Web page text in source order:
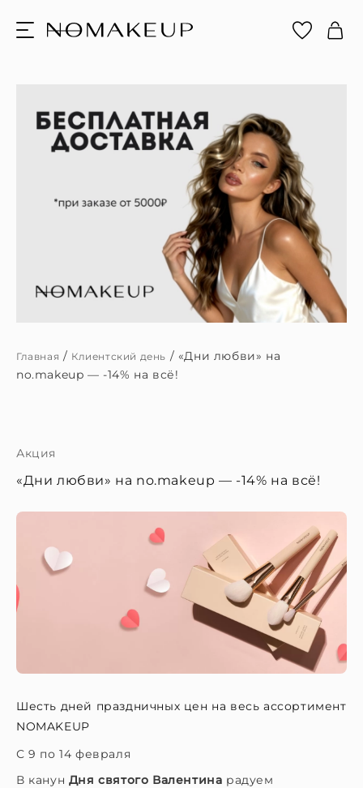
Главная / Клиентский день / «Дни любви» на
no.makeup — -14% на всё!
Акция
«Дни любви» на no.makeup — -14% на всё!
Шесть дней праздничных цен на весь ассортимент
NOMAKEUP
С 9 по 14 февраля
В канун Дня святого Валентина радуем